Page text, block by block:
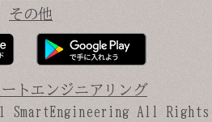
その他
トエンジニアリング
SmartEngineering All Rights